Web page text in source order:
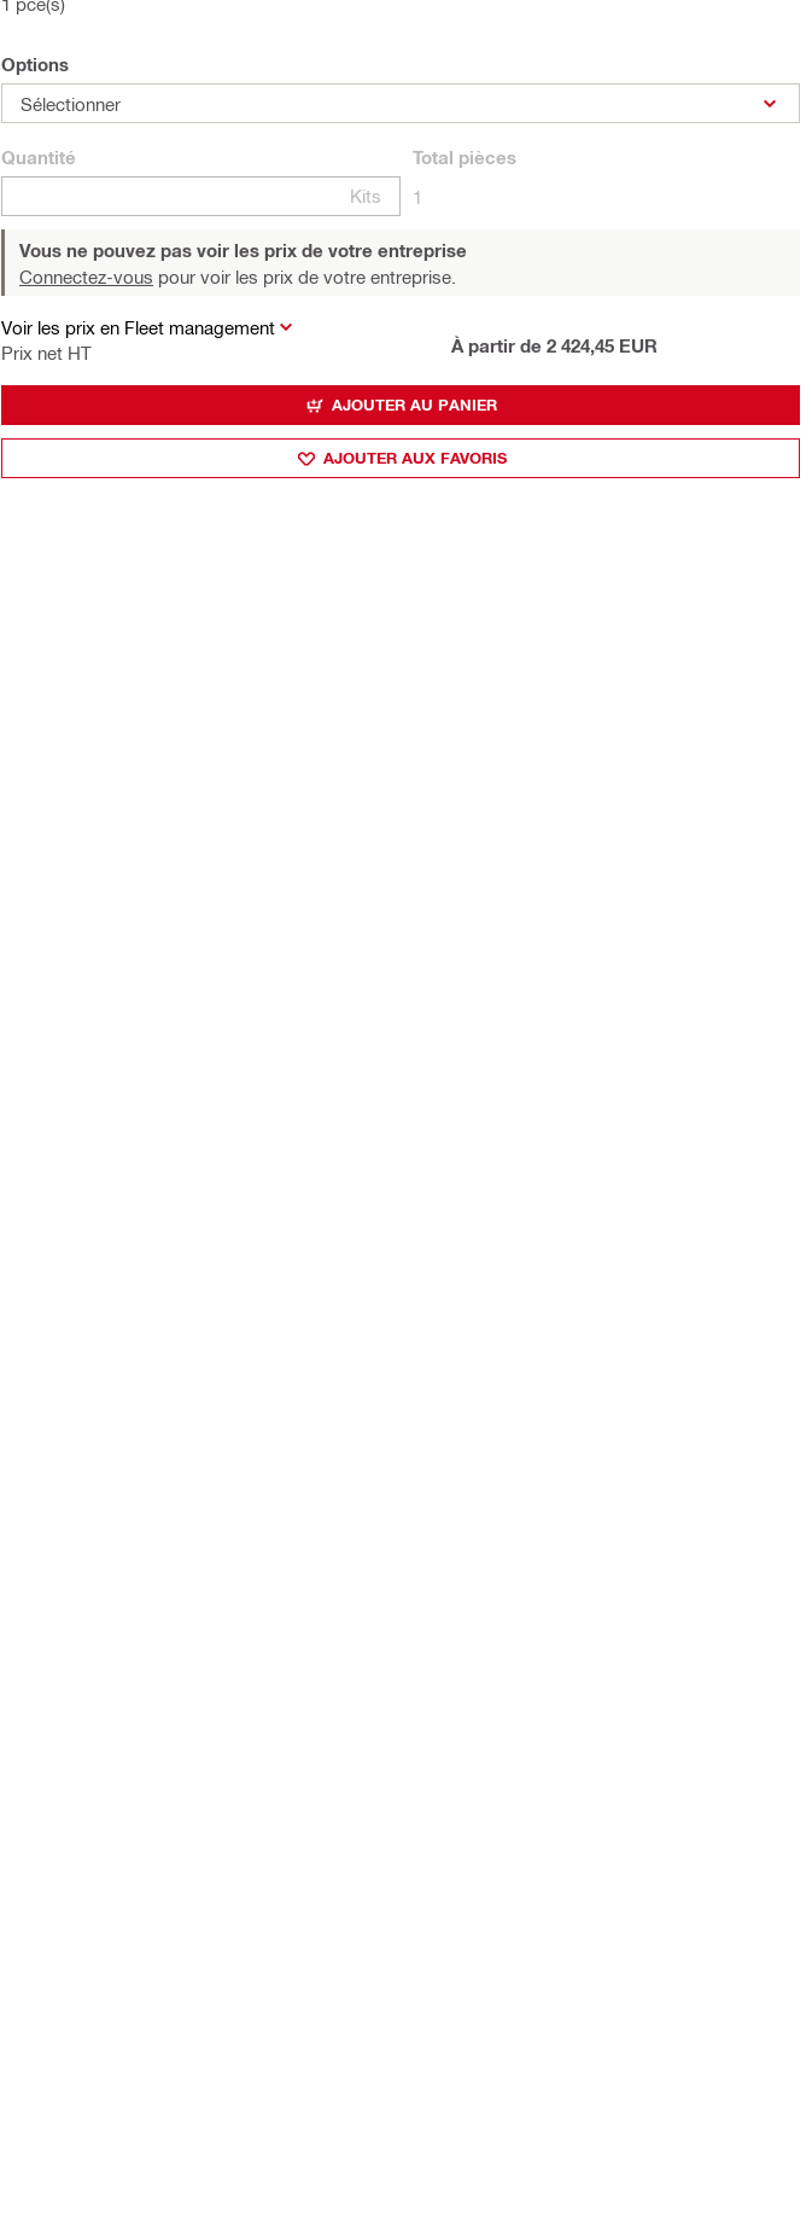
Options
Sélectionner
Quantité
Kits
Total pièces
1
Vous ne pouvez pas voir les prix de votre entreprise
Connectez-vous pour voir les prix de votre entreprise.
Voir les prix en Fleet management
Prix net HT
À partir de 2 424,45 EUR
AJOUTER AU PANIER
AJOUTER AUX FAVORIS